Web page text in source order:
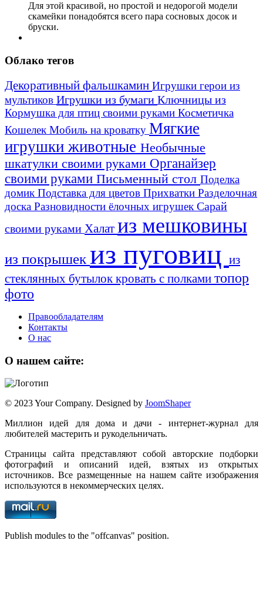
Для этой красивой, но простой и недорогой модели
скамейки понадобятся всего пара сосновых досок и
бруски.
Облако тегов
Декоративный фальшкамин Игрушки герои из
мультиков Игрушки из бумаги Ключницы из
Кормушка для птиц своими руками Косметичка
Кошелек Мобиль на кроватку Мягкие
игрушки животные Необычные
шкатулки своими руками Органайзер
своими руками Письменный стол Поделка
домик Подставка для цветов Прихватки Разделочная
доска Разновидности ёлочных игрушек Сарай
своими руками Халат из мешковины
из покрышек из пуговиц из
стеклянных бутылок кровать с полками топор
фото
Правообладателям
Контакты
О нас
О нашем сайте:
© 2023 Your Company. Designed by JoomShaper
Миллион идей для дома и дачи - интернет-журнал для
любителей мастерить и рукодельничать.
Страницы сайта представляют собой авторские подборки
фотографий и описаний идей, взятых из открытых
источников. Все размещенные на нашем сайте изображения
используются в некоммерческих целях.
Publish modules to the "offcanvas" position.